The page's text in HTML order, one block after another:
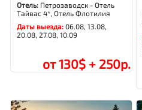
Отель: Петрозаводск - Отель
Тайвас 4*, Отель Флотилия
Даты выезда:06.08, 13.08,
20.08, 27.08, 10.09
от 130$ + 250р.